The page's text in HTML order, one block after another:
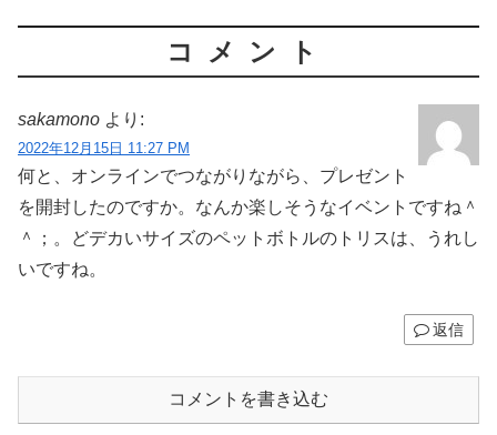
コメント
sakamono より:
2022年12月15日 11:27 PM
何と、オンラインでつながりながら、プレゼント
を開封したのですか。なんか楽しそうなイベントですね＾
＾；。どデカいサイズのペットボトルのトリスは、うれし
いですね。
返信
コメントを書き込む